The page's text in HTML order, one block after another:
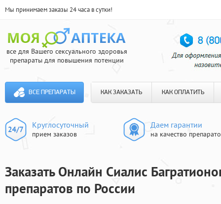
Мы принимаем заказы 24 часа в сутки!
все для Вашего сексуального здоровья
препараты для повышения потенции
ВСЕ ПРЕПАРАТЫ КАК ЗАКАЗАТЬ КАК ОПЛАТИТЬ
Круглосуточный
прием заказов
Даем гарантии
на качество
Заказать Онлайн Сиалис
препаратов по России